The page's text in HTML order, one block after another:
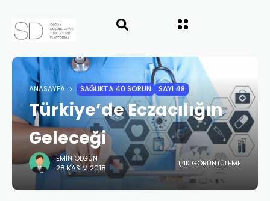
ANASAYFA SAĞLIKTA 40 SORUN SAYI 48
Türkiye’de Eczacılığın
Geleceği
EMIN OLGUN
28 KASIM 2018
1,4K GÖRÜNTÜLEME